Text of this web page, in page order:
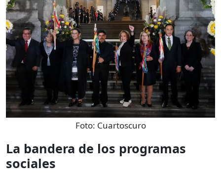
Foto: Cuartoscuro
La bandera de los programas
sociales